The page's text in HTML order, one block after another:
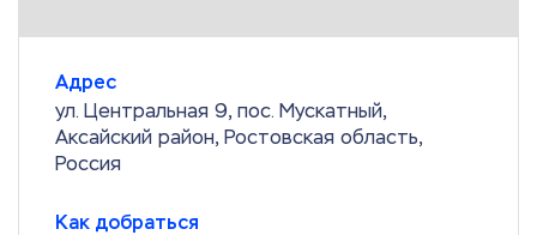
Адрес
ул. Центральная 9, пос. Мускатный,
Аксайский район, Ростовская область,
Россия
Как добраться